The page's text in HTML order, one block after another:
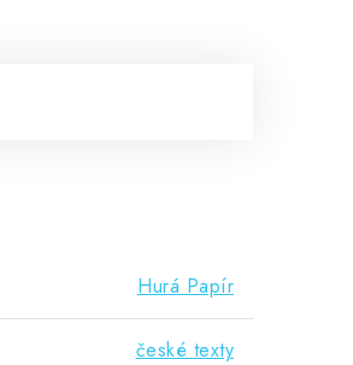
Hurá Papír
české texty